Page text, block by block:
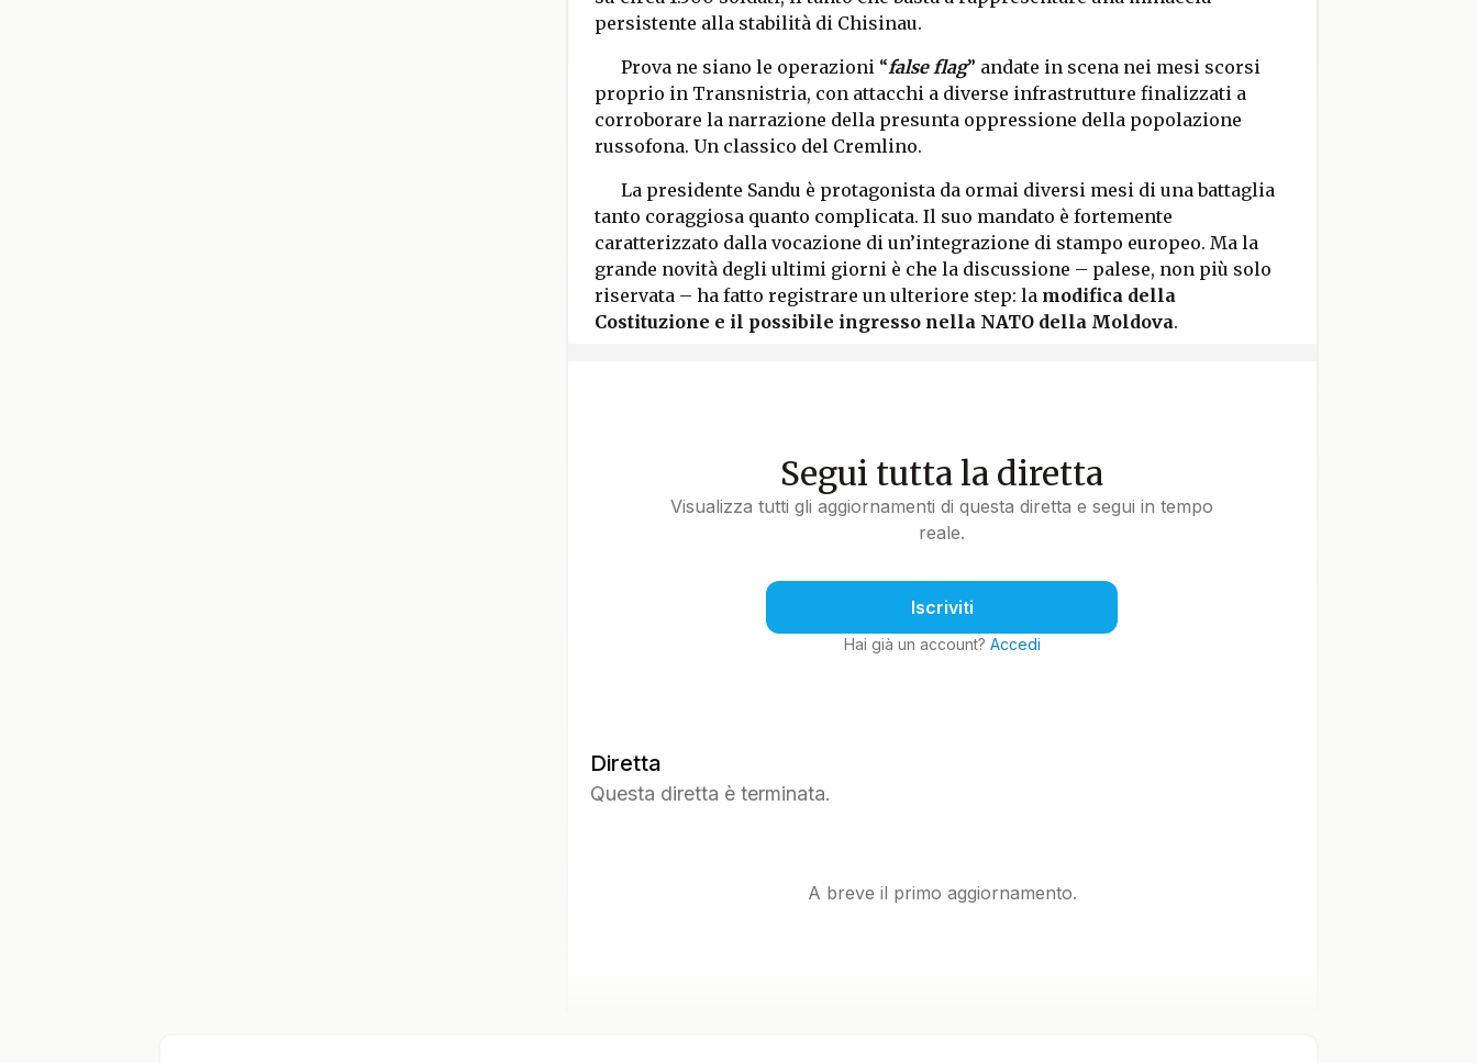
persistente alla stabilità di Chisinau.
Prova ne siano le operazioni “false flag” andate in scena nei mesi scorsi
proprio in Transnistria, con attacchi a diverse infrastrutture finalizzati a
corroborare la narrazione della presunta oppressione della popolazione
russofona. Un classico del Cremlino.
La presidente Sandu è protagonista da ormai diversi mesi di una battaglia
tanto coraggiosa quanto complicata. Il suo mandato è fortemente
caratterizzato dalla vocazione di un’integrazione di stampo europeo. Ma la
grande novità degli ultimi giorni è che la discussione – palese, non più solo
riservata – ha fatto registrare un ulteriore step: la modifica della
Costituzione e il possibile ingresso nella NATO della Moldova.
Segui tutta la diretta
Visualizza tutti gli aggiornamenti di questa diretta e segui in tempo
reale.
Iscriviti
Hai già un account? Accedi
Diretta
Questa diretta è terminata.
A breve il primo aggiornamento.